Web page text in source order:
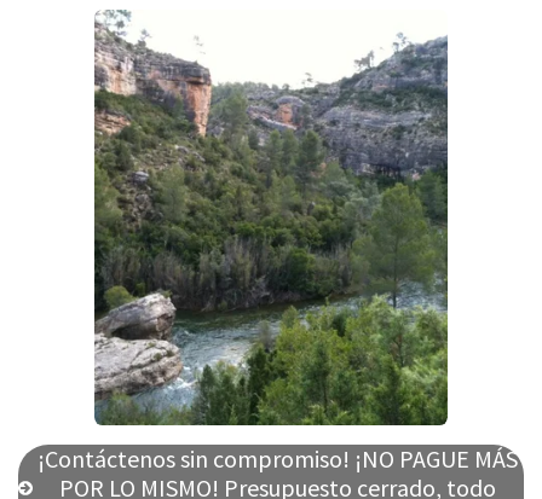
¡Contáctenos sin compromiso! ¡NO PAGUE MÁS
POR LO MISMO! Presupuesto cerrado, todo